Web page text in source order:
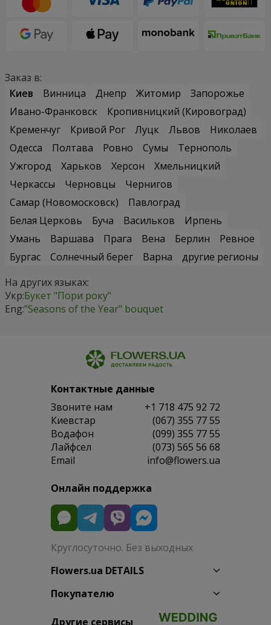
Заказ в:
Киев
Винница Днепр Житомир
Запорожье
Ивано-Франковск
Кропивницкий (Кировоград)
Кременчуг
Кривой Рог Луцк Львов
Николаев
Одесса
Полтава Ровно Сумы
Тернополь
Ужгород
Харьков Херсон
Хмельницкий
Черкассы
Черновцы
Чернигов
Самар (Новомосковск)
Павлоград
Белая Церковь
Буча Васильков
Ирпень
Умань
Варшава Прага Вена Берлин
Ревное
Бургас
Солнечный берег Варна
другие регионы
На других языках:
Укр:Букет "Пори року"
Eng:"Seasons of the Year" bouquet
Контактные данные
Звоните нам
+1 718 475 92 72
Киевстар
(067) 355 77 55
Водафон
(099) 355 77 55
Лайфсел
(073) 565 56 68
Email
info@flowers.ua
Онлайн поддержка
Круглосуточно. Без выходных
Flowers.ua DETAILS
Покупателю
Другие сервисы